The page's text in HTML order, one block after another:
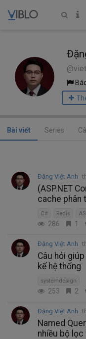
Bài viết Series
Đặng Việt Anh
(ASP.NET
cache phân
C# Redis
286 1
Đặng Việt Anh
Câu hỏi
kế hệ thống
systemdesign
253 2
Đặng Việt Anh
Named
nhiều bộ